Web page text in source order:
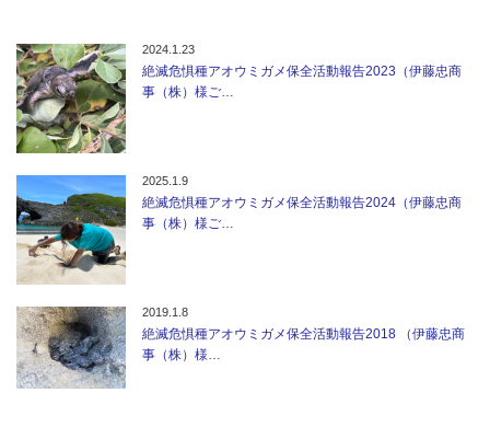
2024.1.23
絶滅危惧種アオウミガメ保全活動報告2023（伊藤忠商
事（株）様ご…
2025.1.9
絶滅危惧種アオウミガメ保全活動報告2024（伊藤忠商
事（株）様ご…
2019.1.8
絶滅危惧種アオウミガメ保全活動報告2018 （伊藤忠商
事（株）様…